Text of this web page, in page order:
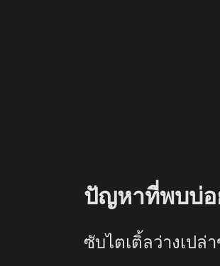
ปัญหาที่พบบ่
ซับไตเติ้ลว่างเปล่